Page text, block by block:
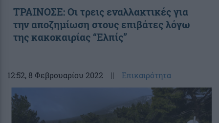
ΤΡΑΙΝΟΣΕ: Οι τρεις εναλλακτικές για
την αποζημίωση στους επιβάτες λόγω
της κακοκαιρίας “Ελπίς”
12:52, 8 Φεβρουαρίου 2022 || Επικαιρότητα